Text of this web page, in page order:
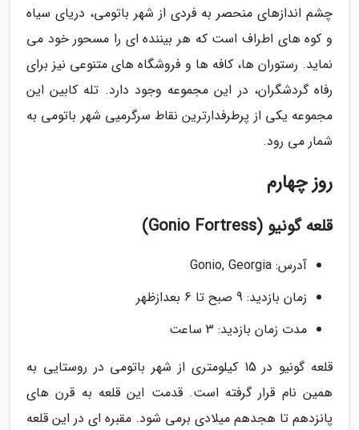
چشم اندازهای منحصر به فردی از شهر باتومی، دریای سیاه
و کوه های اطراف است که هر بیننده ای را مسحور خود می
نماید. رستوران ها، کافه ها و فروشگاه های متنوعی نیز برای
رفاه گردشگران، در این مجموعه وجود دارد. تله کابین این
مجموعه یکی از پرطرفدارترین نقاط سرگرمیی شهر باتومی به
شمار می رود.
روز چهارم
قلعه گونیو (Gonio Fortress)
آدرس: Gonio, Georgia
زمان بازدید: 9 صبح تا 6 بعدازظهر
مدت زمان بازدید: 3 ساعت
قلعه گونیو در 15 کیلومتری از شهر باتومی در روستایی به
همین نام قرار گرفته است. قدمت این قلعه به قرن های
پانزدهم تا هجدهم میلادی برمی شود. مقبره ای در این قلعه